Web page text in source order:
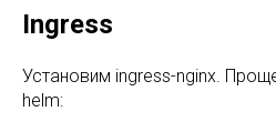
Ingress
Установим ingress-nginx.
helm: